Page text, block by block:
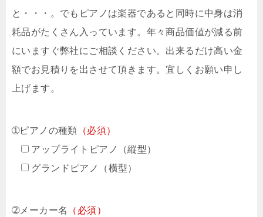
と・・・。でもピアノは楽器であると同時に中身は消
耗品がたくさん入っています。年々商品価値が減る前
にいますぐ弊社にご相談ください。出来るだけ高い金
額でお見積りを出させて頂きます。宜しくお願い申し
上げます。
➀ピアノの種類 （必須）
アップライトピアノ（縦型）
グランドピアノ（横型）
➁メーカー名
（必須）